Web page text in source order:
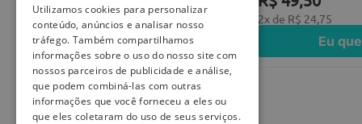
1x de R$ 29 80
Eu quero
2x de R$ 24,75
Eu
Utilizamos cookies para personalizar
conteúdo, anúncios e analisar nosso
tráfego. Também compartilhamos
informações sobre o uso do nosso site com
nossos parceiros de publicidade e análise,
que podem combiná-las com outras
informações que você forneceu a eles ou
que eles coletaram do uso de seus serviços.